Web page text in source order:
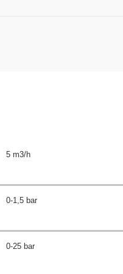
5 m3/h
0-1,5 bar
0-25 bar